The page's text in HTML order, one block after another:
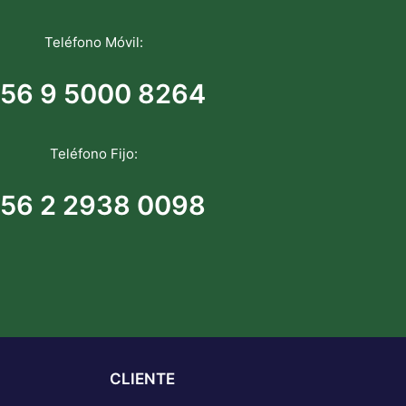
Teléfono Móvil:
9 5000 8264
Teléfono Fijo:
2 2938 0098
CLIENTE